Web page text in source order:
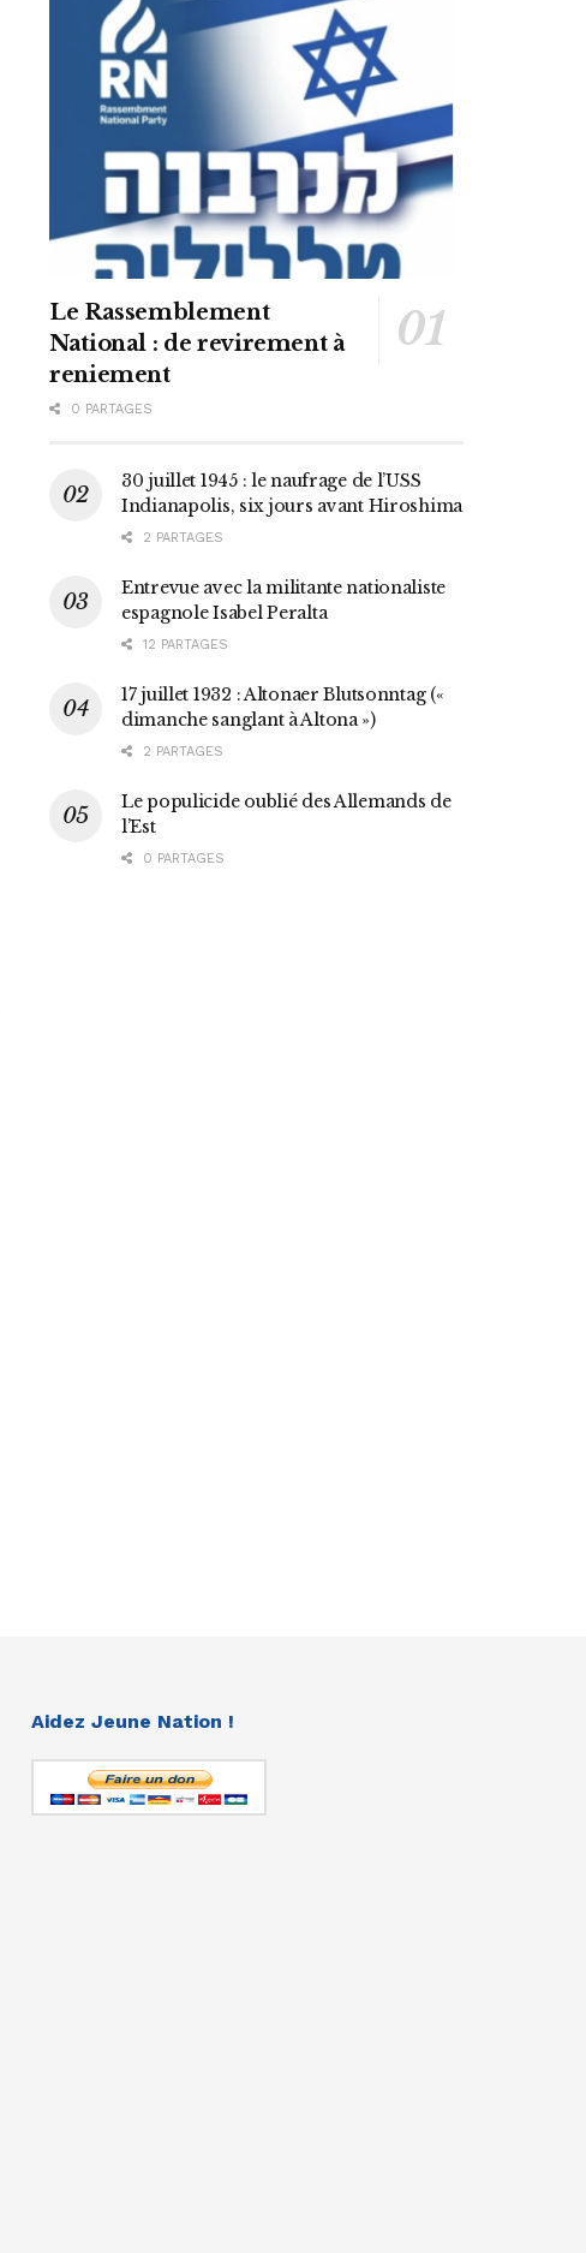
Le Rassemblement
National : de revirement à
reniement
0 PARTAGES
30 juillet 1945 : le naufrage de l’USS
Indianapolis, six jours avant Hiroshima
2 PARTAGES
Entrevue avec la militante nationaliste
espagnole Isabel Peralta
12 PARTAGES
17 juillet 1932 : Altonaer Blutsonntag («
dimanche sanglant à Altona »)
2 PARTAGES
Le populicide oublié des Allemands de
l’Est
0 PARTAGES
Aidez Jeune Nation !